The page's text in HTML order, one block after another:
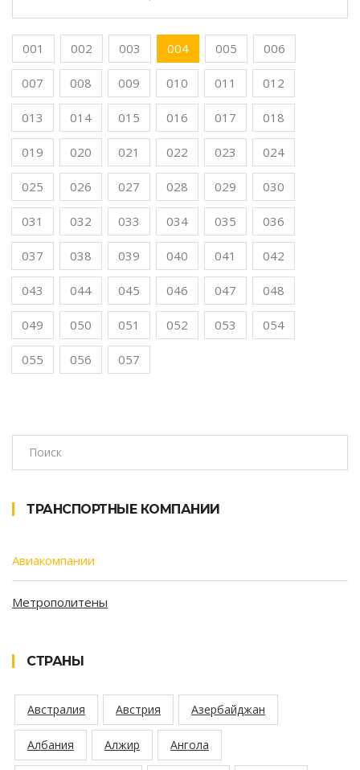
001 002 003 004 005 006
007 008 009 010 011 012
013 014 015 016 017 018
019 020 021 022 023 024
025 026 027 028 029 030
031 032 033 034 035 036
037 038 039 040 041 042
043 044 045 046 047 048
049 050 051 052 053 054
055 056 057
ТРАНСПОРТНЫЕ КОМПАНИИ
Авиакомпании
Метрополитены
СТРАНЫ
Австралия Австрия Азербайджан
Албания Алжир Ангола